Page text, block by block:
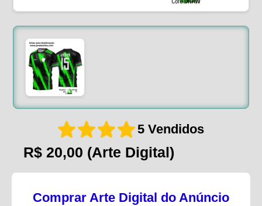
5 Vendidos
R$ 20,00 (Arte Digital)
Comprar Arte Digital do Anúncio